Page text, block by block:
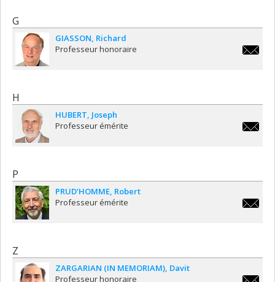
G
GIASSON Richard
Professeur honoraire
H
HUBERT Joseph
Professeur émérite
P
PRUD'HOMME Robert
Professeur émérite
Z
ZARGARIAN (IN MEMORIAM) Davit
Professeur honoraire